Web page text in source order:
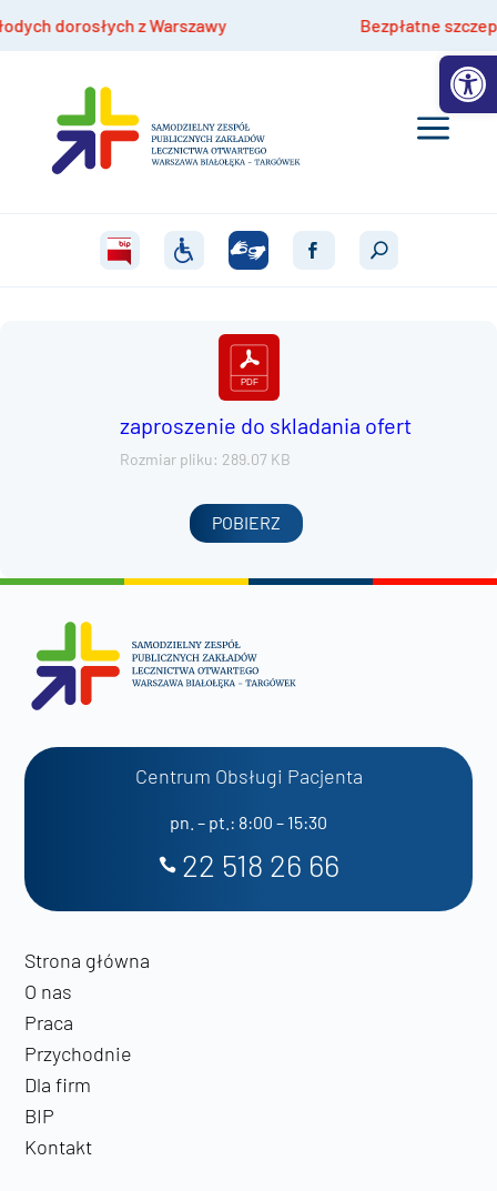
dorosłych z Warszawy Bezpłatne
zaproszenie do skladania ofert
Rozmiar pliku: 289.07 KB
POBIERZ
Centrum Obsługi Pacjenta
pn. – pt.: 8:00 – 15:30
22 518 26 66
Strona główna
O nas
Praca
Przychodnie
Dla firm
BIP
Kontakt